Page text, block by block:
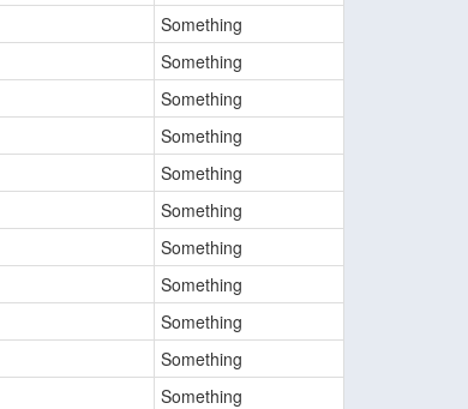
Something
Something
Something
Something
Something
Something
Something
Something
Something
Something
Something